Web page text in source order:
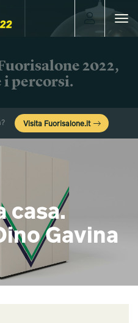
Toggle
2022,
i percorsi.
Visita Fuorisalone.it
casa.
Gavina